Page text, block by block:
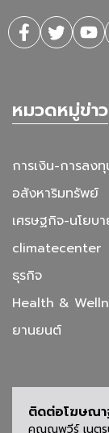
หมวดหมู่ข่าว
การเงิน-การลงทุ
อสังหาริมทรัพย์
เศรษฐกิจ-นโยบ
climatecenter
ธุรกิจ
Health &
ยานยนต์
ติดต่อโฆษณา
คุณณพวีร์ เนตร